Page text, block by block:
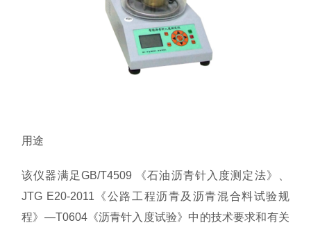
用途
该仪器满足GB/T4509 《石油沥青针入度测定法》、
JTG E20-2011《公路工程沥青及沥青混合料试验规
程》—T0604《沥青针入度试验》中的技术要求和有关